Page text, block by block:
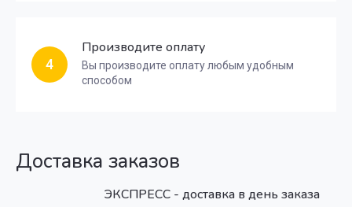
4
Производите оплату
Вы производите оплату любым удобным
способом
Доставка заказов
ЭКСПРЕСС - доставка в день заказа